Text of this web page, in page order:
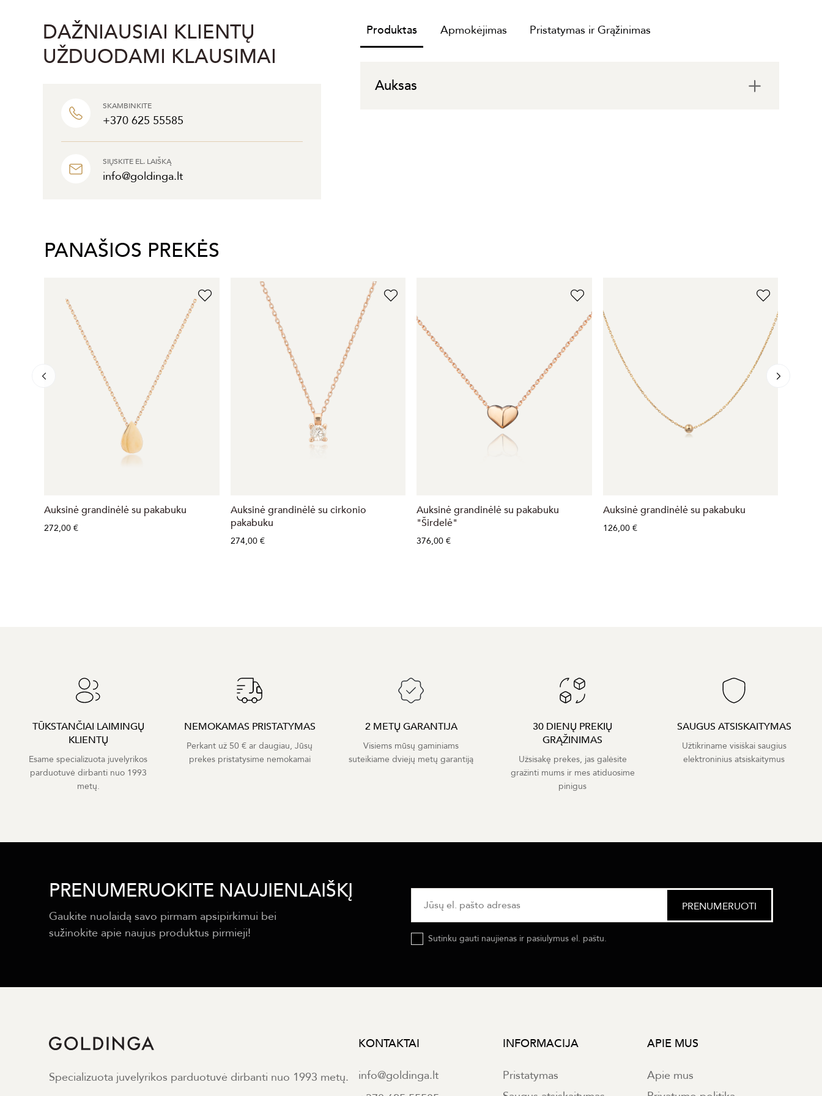
DAŽNIAUSIAI KLIENTŲ
UŽDUODAMI KLAUSIMAI
SKAMBINKITE
+370 625 55585
SIŲSKITE EL. LAIŠKĄ
info@goldinga.lt
Produktas Apmokėjimas Pristatymas ir Grąžinimas
Auksas
PANAŠIOS PREKĖS
Auksinė grandinėlė su pakabuku
272,00 €
Auksinė grandinėlė su cirkonio
pakabuku
274,00 €
Auksinė grandinėlė su pakabuku
"Širdelė"
376,00 €
Auksinė grandinėlė su pakabuku
126,00 €
TŪKSTANČIAI LAIMINGŲ
KLIENTŲ
Esame specializuota juvelyrikos
parduotuvė dirbanti nuo 1993
metų.
NEMOKAMAS PRISTATYMAS
Perkant už 50 € ar daugiau, Jūsų
prekes pristatysime nemokamai
2 METŲ GARANTIJA
Visiems mūsų gaminiams
suteikiame dviejų metų garantiją
30 DIENŲ PREKIŲ
GRĄŽINIMAS
Užsisakę prekes, jas galėsite
gražinti mums ir mes atiduosime
pinigus
SAUGUS ATSISKAITYMAS
Užtikriname visiškai saugius
elektroninius atsiskaitymus
PRENUMERUOKITE NAUJIENLAIŠKĮ
Gaukite nuolaidą savo pirmam apsipirkimui bei
sužinokite apie naujus produktus pirmieji!
Sutinku gauti naujienas ir pasiulymus el. paštu.
Specializuota juvelyrikos parduotuvė dirbanti nuo 1993 metų.
KONTAKTAI
info@goldinga.lt
INFORMACIJA
Pristatymas
APIE MUS
Apie mus